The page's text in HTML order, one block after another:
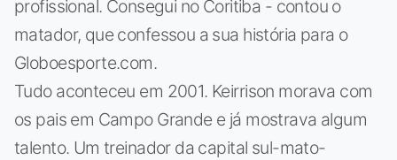
profissional. Consegui no Coritiba - contou o
matador, que confessou a sua história para o
Globoesporte.com.
Tudo aconteceu em 2001. Keirrison morava com
os pais em Campo Grande e já mostrava algum
talento. Um treinador da capital sul-mato-